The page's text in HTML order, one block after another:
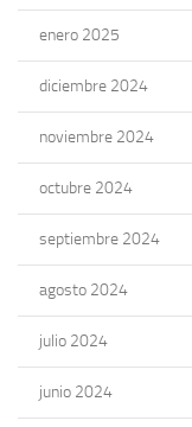
enero 2025
diciembre 2024
noviembre 2024
octubre 2024
septiembre 2024
agosto 2024
julio 2024
junio 2024